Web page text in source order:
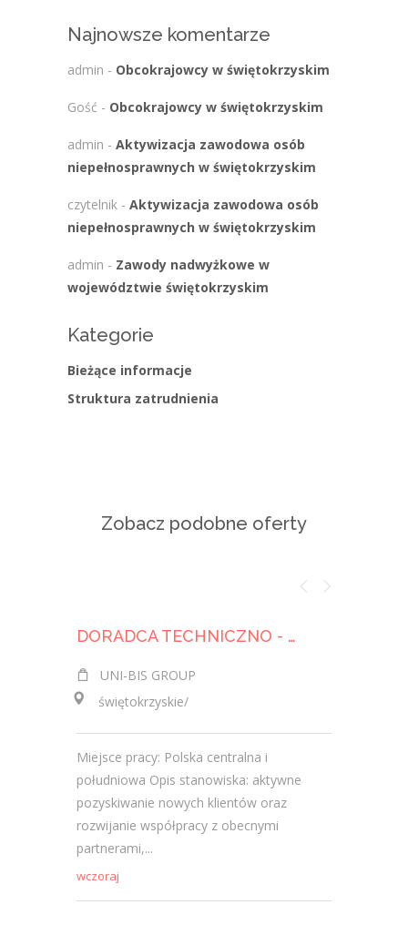
Najnowsze komentarze
admin - Obcokrajowcy w świętokrzyskim
Gość - Obcokrajowcy w świętokrzyskim
admin - Aktywizacja zawodowa osób
niepełnosprawnych w świętokrzyskim
czytelnik - Aktywizacja zawodowa osób
niepełnosprawnych w świętokrzyskim
admin - Zawody nadwyżkowe w
województwie świętokrzyskim
Kategorie
Bieżące informacje
Struktura zatrudnienia
Zobacz podobne oferty
DORADCA TECHNICZNO - HANDLOWY / DORADCZYNI TECHNICZNO - HANDLOWA
UNI-BIS GROUP
świętokrzyskie/
Miejsce pracy: Polska centralna i
południowa Opis stanowiska: aktywne
pozyskiwanie nowych klientów oraz
rozwijanie współpracy z obecnymi
partnerami,...
wczoraj